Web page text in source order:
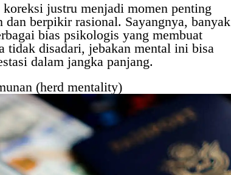
koreksi justru menjadi momen penting
dan berpikir rasional. Sayangnya, banyak
bias psikologis yang membuat
tidak disadari, jebakan mental ini bisa
dalam jangka panjang.
(herd mentality)